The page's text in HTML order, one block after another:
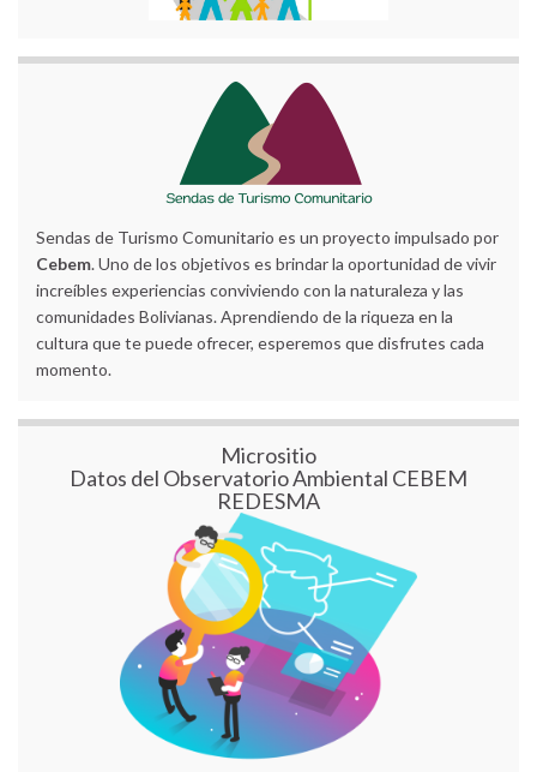
Sendas de Turismo Comunitario es un proyecto impulsado por
Cebem. Uno de los objetivos es brindar la oportunidad de vivir
increíbles experiencias conviviendo con la naturaleza y las
comunidades Bolivianas. Aprendiendo de la riqueza en la
cultura que te puede ofrecer, esperemos que disfrutes cada
momento.
Micrositio
Datos del Observatorio Ambiental CEBEM
REDESMA